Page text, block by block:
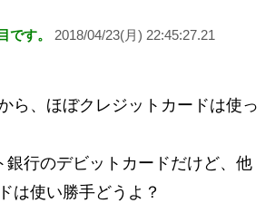
です。
2018/04/23(月) 22:45:27.21
ら、ほぼクレジットカードは使っ
銀行のデビットカードだけど、他
は使い勝手どうよ？